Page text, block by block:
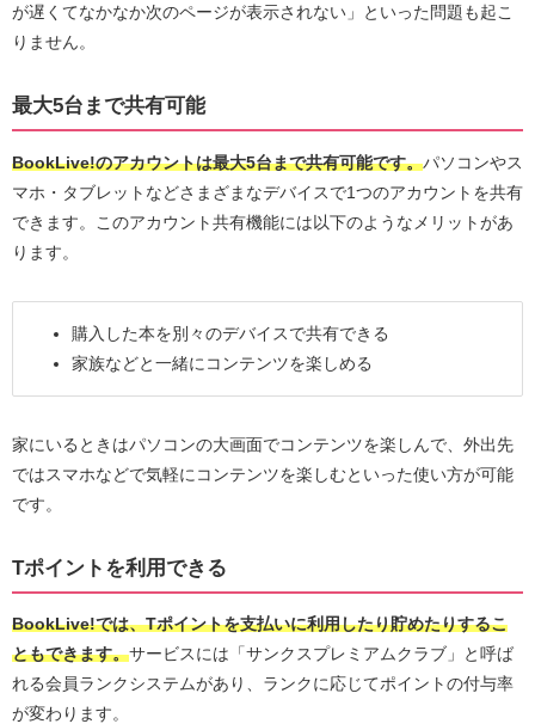
が遅くてなかなか次のページが表示されない」といった問題も起こ
りません。
最大5台まで共有可能
BookLive!のアカウントは最大5台まで共有可能です。パソコンやス
マホ・タブレットなどさまざまなデバイスで1つのアカウントを共有
できます。このアカウント共有機能には以下のようなメリットがあ
ります。
購入した本を別々のデバイスで共有できる
家族などと一緒にコンテンツを楽しめる
家にいるときはパソコンの大画面でコンテンツを楽しんで、外出先
ではスマホなどで気軽にコンテンツを楽しむといった使い方が可能
です。
Tポイントを利用できる
BookLive!では、Tポイントを支払いに利用したり貯めたりするこ
ともできます。サービスには「サンクスプレミアムクラブ」と呼ば
れる会員ランクシステムがあり、ランクに応じてポイントの付与率
が変わります。